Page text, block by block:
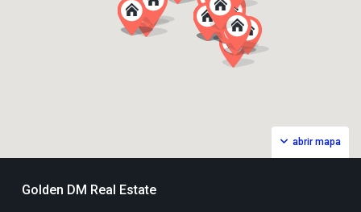
abrir mapa
Golden DM Real Estate